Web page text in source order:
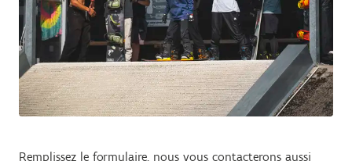
Remplissez le formulaire, nous vous contacterons aussi